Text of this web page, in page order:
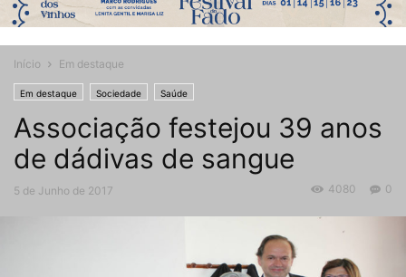
Início Em destaque
Em destaque Sociedade Saúde
Associação festejou 39 anos
de dádivas de sangue
5 de Junho de 2017 0
4080